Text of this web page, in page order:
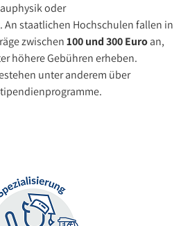
oder
staatlichen Hochschulen fallen in
zwischen100 und 300 Euroan,
höhere Gebühren erheben.
unter anderem über